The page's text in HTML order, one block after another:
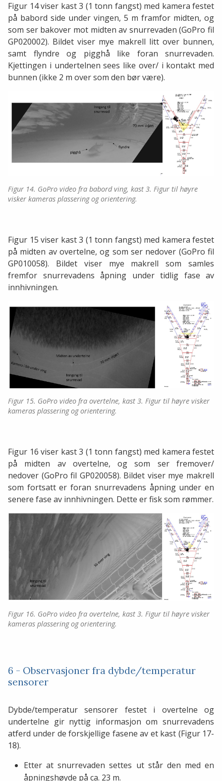
Figur 14 viser kast 3 (1 tonn fangst) med kamera festet
på babord side under vingen, 5 m framfor midten, og
som ser bakover mot midten av snurrevaden (GoPro fil
GP020002). Bildet viser mye makrell litt over bunnen,
samt flyndre og pigghå like foran snurrevaden.
Kjettingen i undertelnen sees like over/ i kontakt med
bunnen (ikke 2 m over som den bør være).
Figur 14. GoPro video fra babord ving, kast 3. Figur til høyre
visker kameras plassering og orientering.
Figur 15 viser kast 3 (1 tonn fangst) med kamera festet
på midten av overtelne, og som ser nedover (GoPro fil
GP010058). Bildet viser mye makrell som samles
fremfor snurrevadens åpning under tidlig fase av
innhivningen.
Figur 15. GoPro video fra overtelne, kast 3. Figur til høyre visker
kameras plassering og orientering.
Figur 16 viser kast 3 (1 tonn fangst) med kamera festet
på midten av overtelne, og som ser fremover/
nedover (GoPro fil GP020058). Bildet viser mye makrell
som fortsatt er foran snurrevadens åpning under en
senere fase av innhivningen. Dette er fisk som rømmer.
Figur 16. GoPro video fra overtelne, kast 3. Figur til høyre visker
kameras plassering og orientering.
6 - Observasjoner fra dybde/temperatur
sensorer
Dybde/temperatur sensorer festet i overtelne og
undertelne gir nyttig informasjon om snurrevadens
atferd under de forskjellige fasene av et kast (Figur 17-
18).
Etter at snurrevaden settes ut står den med en
åpningshøyde på ca. 23 m.